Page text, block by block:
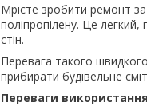
Мрієте зробити ремонт за
поліпропілену. Це
стін.
Перевага такого
прибирати будівельне
Переваги